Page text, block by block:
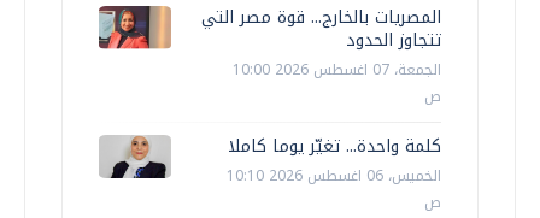
المصريات بالخارج... قوة مصر التي
تتجاوز الحدود
الجمعة، 07 اغسطس 2026 10:00
ص
كلمة واحدة... تغيّر يوما كاملا
الخميس، 06 اغسطس 2026 10:10
ص